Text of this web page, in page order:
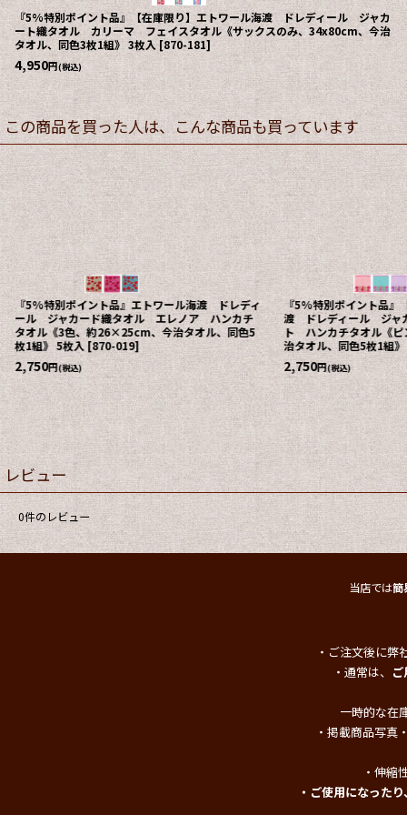
『5%特別ポイント品』【在庫限り】エトワール海渡 ドレディール ジャカ
ート織タオル カリーマ フェイスタオル《サックスのみ、34x80cm、今治
タオル、同色3枚1組》 3枚入 [870-181]
4,950円(税込)
この商品を買った人は、こんな商品も買っています
『5%特別ポイント品』エトワール海渡 ドレディ
ール ジャカード織タオル エレノア ハンカチ
タオル《3色、約26×25cm、今治タオル、同色5
枚1組》 5枚入 [870-019]
2,750円(税込)
『5%特別ポイント品』
渡 ドレディール ジャ
ト ハンカチタオル《
治タオル、同色5枚1組
2,750円(税込)
レビュー
0件のレビュー
当店では簡
・ご注文後に弊
・通常は、
一時的な在
・掲載商品写真
・伸縮
・ご使用になった